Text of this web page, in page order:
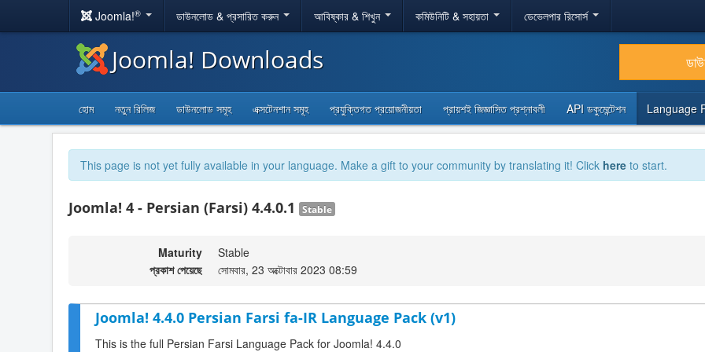
Joomla!® ডাউনলোড & প্রসারিত করুন আবিষ্কার & শিখুন কমিউনিটি & সহায়তা ডেভেলপার রিসোর্স
Joomla! Downloads
হোম নতুন রিলিজ ডাউনলোড সমূহ এক্সটেনশান সমূহ প্রযুক্তিগত প্রয়োজনীয়তা প্রায়শই জিজ্ঞাসিত প্রশ্নাবলী API ডকুমেন্টেশন Language
This page is not yet fully available in your language. Make a gift to your community by translating it! Click here to start.
Joomla! 4 - Persian (Farsi) 4.4.0.1 Stable
Maturity
Stable
প্রকাশ পেয়েছে
সোমবার, 23 অক্টোবার 2023 08:59
Joomla! 4.4.0 Persian Farsi fa-IR Language Pack (v1)
This is the full Persian Farsi Language Pack for Joomla! 4.4.0